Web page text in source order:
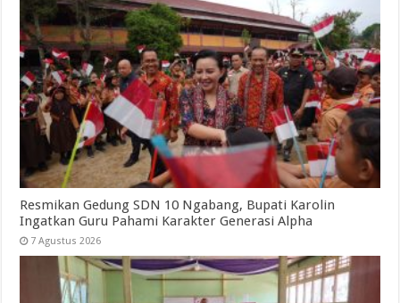
Resmikan Gedung SDN 10 Ngabang, Bupati Karolin
Ingatkan Guru Pahami Karakter Generasi Alpha
7 Agustus 2026